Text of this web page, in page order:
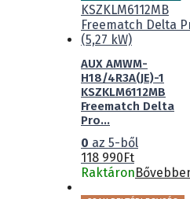
AUX AMWM-
H18/4R3A(JE)-1
KSZKLM6112MB
Freematch Delta
Pro...
0 az 5-ből
118 990 Ft
Raktáron